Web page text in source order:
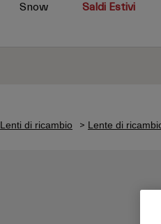
Snow Saldi Estivi
Lenti di ricambio Lente di